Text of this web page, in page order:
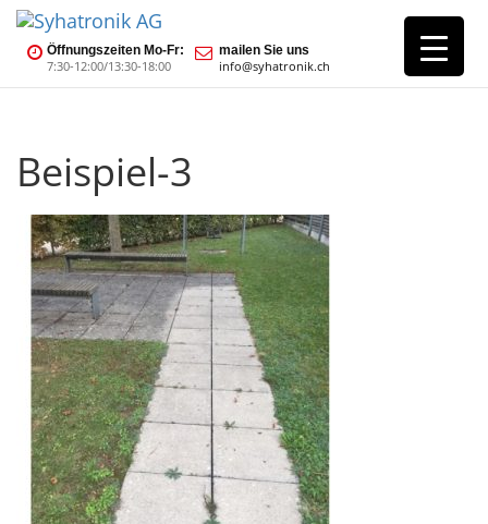
Öffnungszeiten Mo-Fr:
7:30-12:00/13:30-18:00
mailen Sie uns
info@syhatronik.ch
Beispiel-3